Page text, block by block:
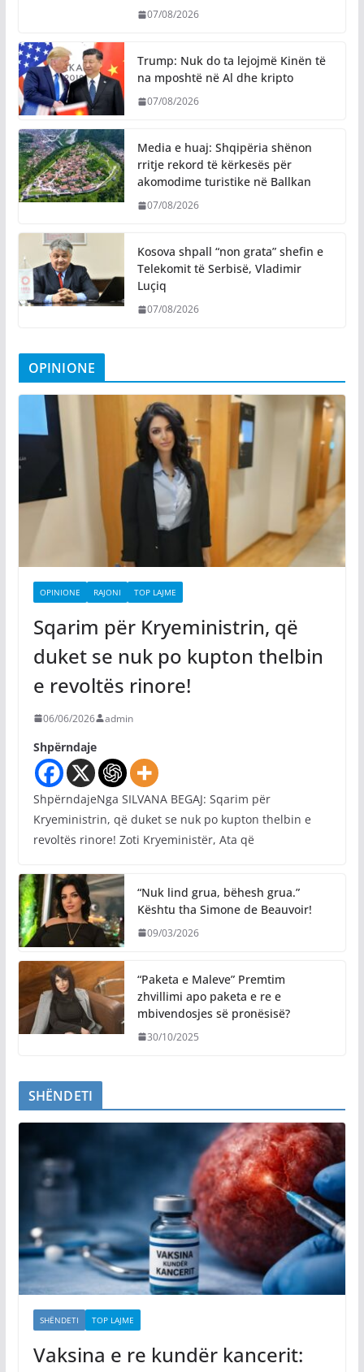
07/08/2026
Trump: Nuk do ta lejojmë Kinën të
na mposhtë në Al dhe kripto
07/08/2026
Media e huaj: Shqipëria shënon
rritje rekord të kërkesës për
akomodime turistike në Ballkan
07/08/2026
Kosova shpall “non grata” shefin e
Telekomit të Serbisë, Vladimir
Luçiq
07/08/2026
OPINIONE
OPINIONE RAJONI TOP LAJME
Sqarim për Kryeministrin, që
duket se nuk po kupton thelbin
e revoltës rinore!
06/06/2026 admin
Shpërndaje
ShpërndajeNga SILVANA BEGAJ: Sqarim për
Kryeministrin, që duket se nuk po kupton thelbin e
revoltës rinore! Zoti Kryeministër, Ata që
“Nuk lind grua, bëhesh grua.”
Kështu tha Simone de Beauvoir!
09/03/2026
“Paketa e Maleve” Premtim
zhvillimi apo paketa e re e
mbivendosjes së pronësisë?
30/10/2025
SHËNDETI
SHËNDETI TOP LAJME
Vaksina e re kundër kancerit: